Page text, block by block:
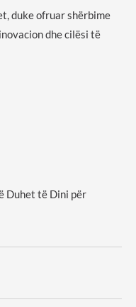
duke ofruar shërbime
dhe cilësi të
Duhet të Dini për